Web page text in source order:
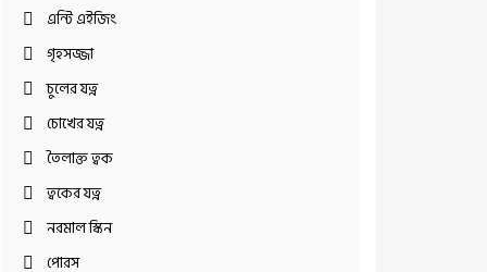
এন্টি এইজিং
গৃহসজ্জা
চুলের যত্ন
চোখের যত্ন
তৈলাক্ত ত্বক
ত্বকের যত্ন
নরমাল স্কিন
পোরস